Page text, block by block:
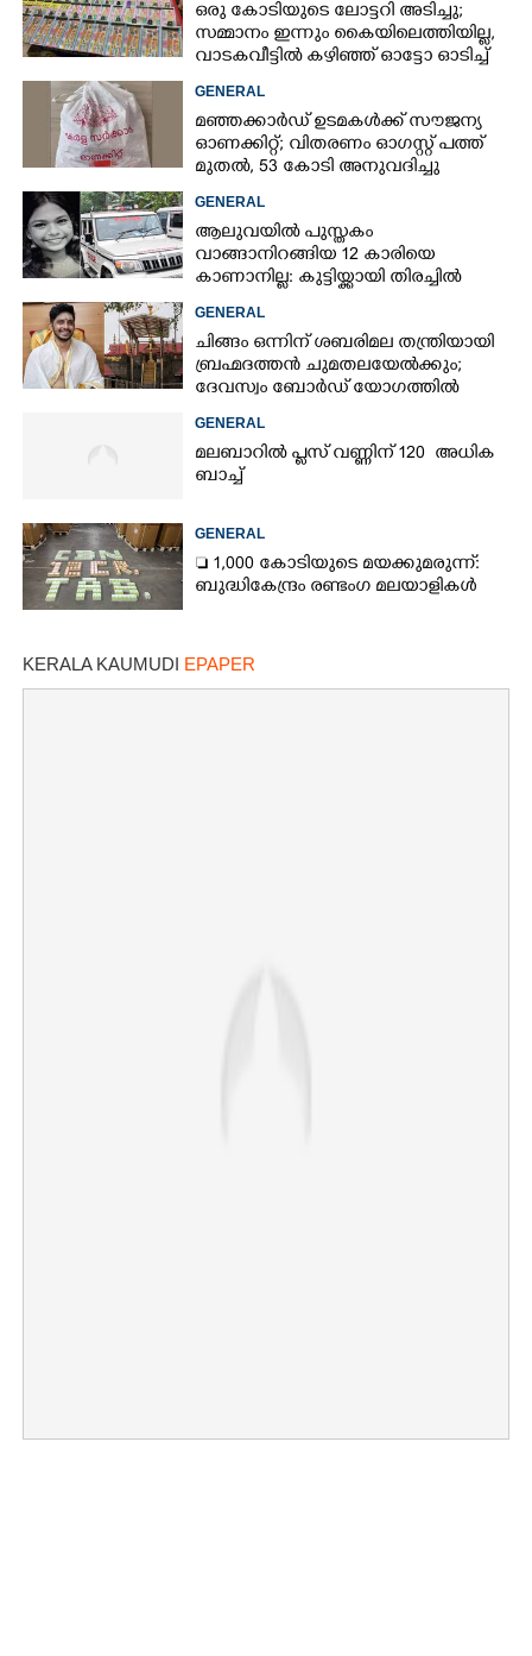
ഒരു കോടിയുടെ ലോട്ടറി അടിച്ചു;
സമ്മാനം ഇന്നും കൈയിലെത്തിയില്ല,
വാടകവീട്ടിൽ കഴിഞ്ഞ് ഓട്ടോ ഓടിച്ച്
73കാരൻ
GENERAL
മഞ്ഞക്കാർഡ് ഉടമകൾക്ക് സൗജന്യ
ഓണക്കിറ്റ്; വിതരണം ഓഗസ്റ്റ് പത്ത്
മുതൽ, 53 കോടി അനുവദിച്ചു
GENERAL
ആലുവയിൽ പുസ്തകം
വാങ്ങാനിറങ്ങിയ 12 കാരിയെ
കാണാനില്ല: കുട്ടിയ്ക്കായി തിരച്ചിൽ
GENERAL
ചിങ്ങം ഒന്നിന് ശബരിമല തന്ത്രിയായി
ബ്രഹ്മദത്തൻ ചുമതലയേൽക്കും;
ദേവസ്വം ബോർഡ് യോഗത്തിൽ
തീരുമാനം
GENERAL
മലബാറിൽ പ്ലസ് വണ്ണിന് 120 അധിക
ബാച്ച്
GENERAL
 1,000 കോടിയുടെ മയക്കുമരുന്ന്:
ബുദ്ധികേന്ദ്രം രണ്ടംഗ മലയാളികൾ
KERALA KAUMUDI EPAPER